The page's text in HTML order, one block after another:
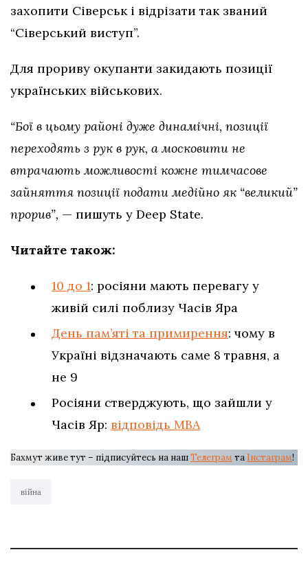
захопити Сіверськ і відрізати так званий
“Сіверський виступ”.
Для прориву окупанти закидають позиції
українських військових.
“Бої в цьому районі дуже динамічні, позиції
переходять з рук в рук, а московити не
втрачають можливості кожне тимчасове
зайняття позиції подати медійно як “великий”
прорив”, — пишуть у Deep State.
Читайте також:
10 до 1: росіяни мають перевагу у
живій силі поблизу Часів Яра
День пам’яті та примирення: чому в
Україні відзначають саме 8 травня, а
не 9
Росіяни стверджують, що зайшли у
Часів Яр: відповідь МВА
Бахмут живе тут – підписуйтесь на нашТелеграм та Інстаграм!
війна